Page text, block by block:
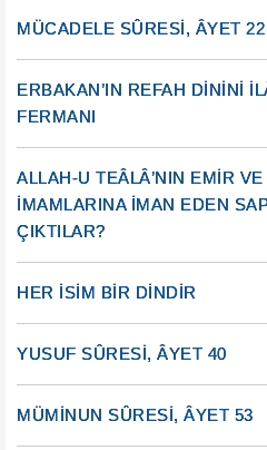
MÜCADELE SÛRESİ, ÂYET
ERBAKAN’IN REFAH DİNİNİ
FERMANI
ALLAH-U TEÂLÂ’NIN EMİR
İMAMLARINA İMAN EDEN
ÇIKTILAR?
HER İSİM BİR DİNDİR
YUSUF SÛRESİ, ÂYET 40
MÜMİNUN SÛRESİ, ÂYET 53